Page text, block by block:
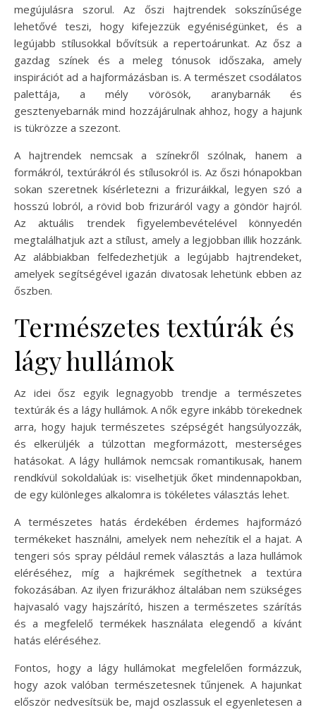
megújulásra szorul. Az őszi hajtrendek sokszínűsége
lehetővé teszi, hogy kifejezzük egyéniségünket, és a
legújabb stílusokkal bővítsük a repertoárunkat. Az ősz a
gazdag színek és a meleg tónusok időszaka, amely
inspirációt ad a hajformázásban is. A természet csodálatos
palettája, a mély vörösök, aranybarnák és
gesztenyebarnák mind hozzájárulnak ahhoz, hogy a hajunk
is tükrözze a szezont.
A hajtrendek nemcsak a színekről szólnak, hanem a
formákról, textúrákról és stílusokról is. Az őszi hónapokban
sokan szeretnek kísérletezni a frizuráikkal, legyen szó a
hosszú lobról, a rövid bob frizuráról vagy a göndör hajról.
Az aktuális trendek figyelembevételével könnyedén
megtalálhatjuk azt a stílust, amely a legjobban illik hozzánk.
Az alábbiakban felfedezhetjük a legújabb hajtrendeket,
amelyek segítségével igazán divatosak lehetünk ebben az
őszben.
Természetes textúrák és
lágy hullámok
Az idei ősz egyik legnagyobb trendje a természetes
textúrák és a lágy hullámok. A nők egyre inkább törekednek
arra, hogy hajuk természetes szépségét hangsúlyozzák,
és elkerüljék a túlzottan megformázott, mesterséges
hatásokat. A lágy hullámok nemcsak romantikusak, hanem
rendkívül sokoldalúak is: viselhetjük őket mindennapokban,
de egy különleges alkalomra is tökéletes választás lehet.
A természetes hatás érdekében érdemes hajformázó
termékeket használni, amelyek nem nehezítik el a hajat. A
tengeri sós spray például remek választás a laza hullámok
eléréséhez, míg a hajkrémek segíthetnek a textúra
fokozásában. Az ilyen frizurákhoz általában nem szükséges
hajvasaló vagy hajszárító, hiszen a természetes szárítás
és a megfelelő termékek használata elegendő a kívánt
hatás eléréséhez.
Fontos, hogy a lágy hullámokat megfelelően formázzuk,
hogy azok valóban természetesnek tűnjenek. A hajunkat
először nedvesítsük be, majd oszlassuk el egyenletesen a